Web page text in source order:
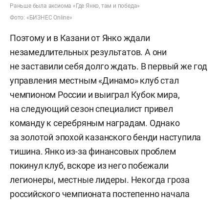
Раньше была аксиома «Где Янко, там и победа»
Фото: «БИЗНЕС Online»
Поэтому и в Казани от Янко ждали
незамедлительных результатов. А они
не заставили себя долго ждать. В первый же год
управления местным «Динамо» клуб стал
чемпионом России и выиграл Кубок мира,
на следующий сезон специалист привел
команду к серебряным наградам. Однако
за золотой эпохой казанского бенди наступила
тишина. Янко из-за финансовых проблем
покинул клуб, вскоре из него побежали
легионеры, местные лидеры. Некогда гроза
российского чемпионата постепенно начала